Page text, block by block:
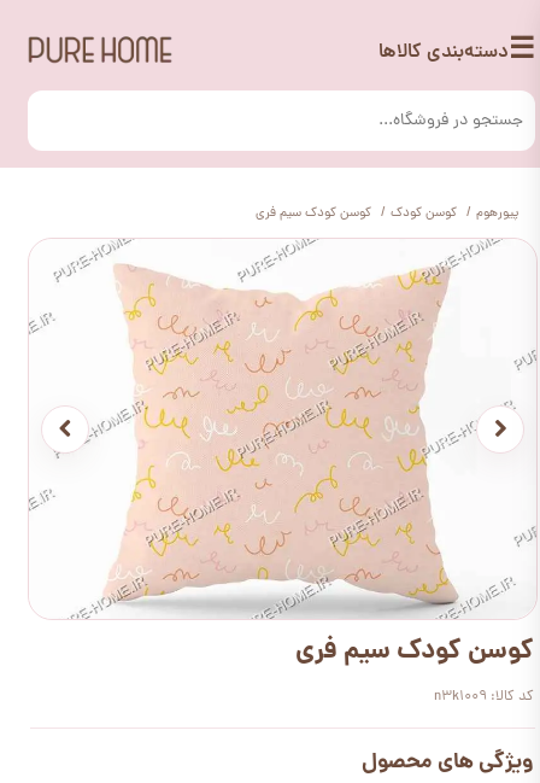
☰دسته‌بندی کالاها
پیورهوم کوسن کودک کوسن کودک سیم فری
کوسن کودک سیم فری
کد کالا: n3k1009
ویژگی های محصول